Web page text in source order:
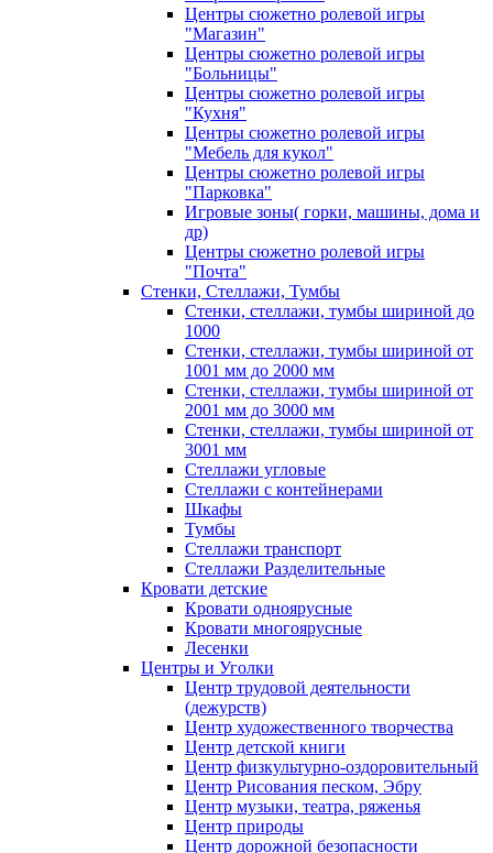
Центры сюжетно ролевой игры
"Магазин"
Центры сюжетно ролевой игры
"Больницы"
Центры сюжетно ролевой игры
"Кухня"
Центры сюжетно ролевой игры
"Мебель для кукол"
Центры сюжетно ролевой игры
"Парковка"
Игровые зоны( горки, машины, дома и
др)
Центры сюжетно ролевой игры
"Почта"
Стенки, Стеллажи, Тумбы
Стенки, стеллажи, тумбы шириной до
1000
Стенки, стеллажи, тумбы шириной от
1001 мм до 2000 мм
Стенки, стеллажи, тумбы шириной от
2001 мм до 3000 мм
Стенки, стеллажи, тумбы шириной от
3001 мм
Стеллажи угловые
Стеллажи с контейнерами
Шкафы
Тумбы
Стеллажи транспорт
Стеллажи Разделительные
Кровати детские
Кровати одноярусные
Кровати многоярусные
Лесенки
Центры и Уголки
Центр трудовой деятельности
(дежурств)
Центр художественного творчества
Центр детской книги
Центр физкультурно-оздоровительный
Центр Рисования песком, Эбру
Центр музыки, театра, ряженья
Центр природы
Центр дорожной безопасности